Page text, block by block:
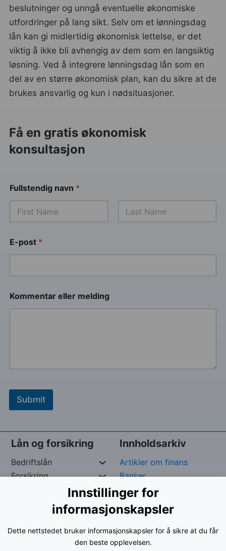
Innstillinger for
informasjonskapsler
Dette nettstedet bruker informasjonskapsler for å sikre at du får
den beste opplevelsen.
beslutninger og unngå eventuelle økonomiske
utfordringer på lang sikt. Selv om et lønningsdag
lån kan gi midlertidig økonomisk lettelse, er det
viktig å ikke bli avhengig av dem som en langsiktig
løsning. Ved å integrere lønningsdag lån som en
del av en større økonomisk plan, kan du sikre at de
brukes ansvarlig og kun i nødsituasjoner.
Få en gratis økonomisk
konsultasjon
Fullstendig navn *
E-post *
Kommentar eller melding
Submit
Lån og forsikring
Bedriftslån
Forsikring
Innholdsarkiv
Artikler om finans
Banker
Forsikringspoliser
kredittpleie
Opphavsrett reservert av George – Org. nr:
961024-